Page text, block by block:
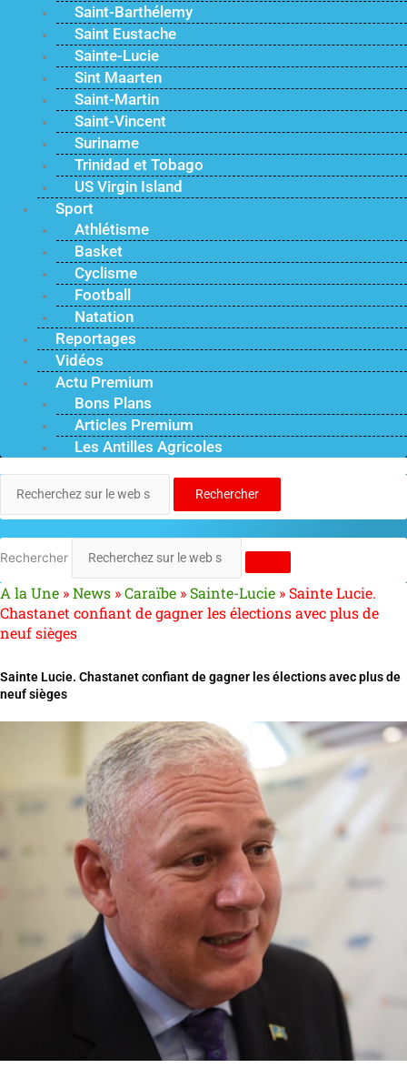
Saint-Barthélemy
Saint Eustache
Sainte-Lucie
Sint Maarten
Saint-Martin
Saint-Vincent
Suriname
Trinidad et Tobago
US Virgin Island
Sport
Athlétisme
Basket
Cyclisme
Football
Natation
Reportages
Vidéos
Actu Premium
Bons Plans
Articles Premium
Les Antilles Agricoles
Rechercher
Rechercher
A la Une »News »Caraïbe »Sainte-Lucie »Sainte Lucie.
Chastanet confiant de gagner les élections avec plus de
neuf sièges
Sainte Lucie. Chastanet confiant de gagner les élections avec plus de
neuf sièges